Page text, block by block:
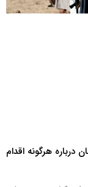
هرگونه اقدام